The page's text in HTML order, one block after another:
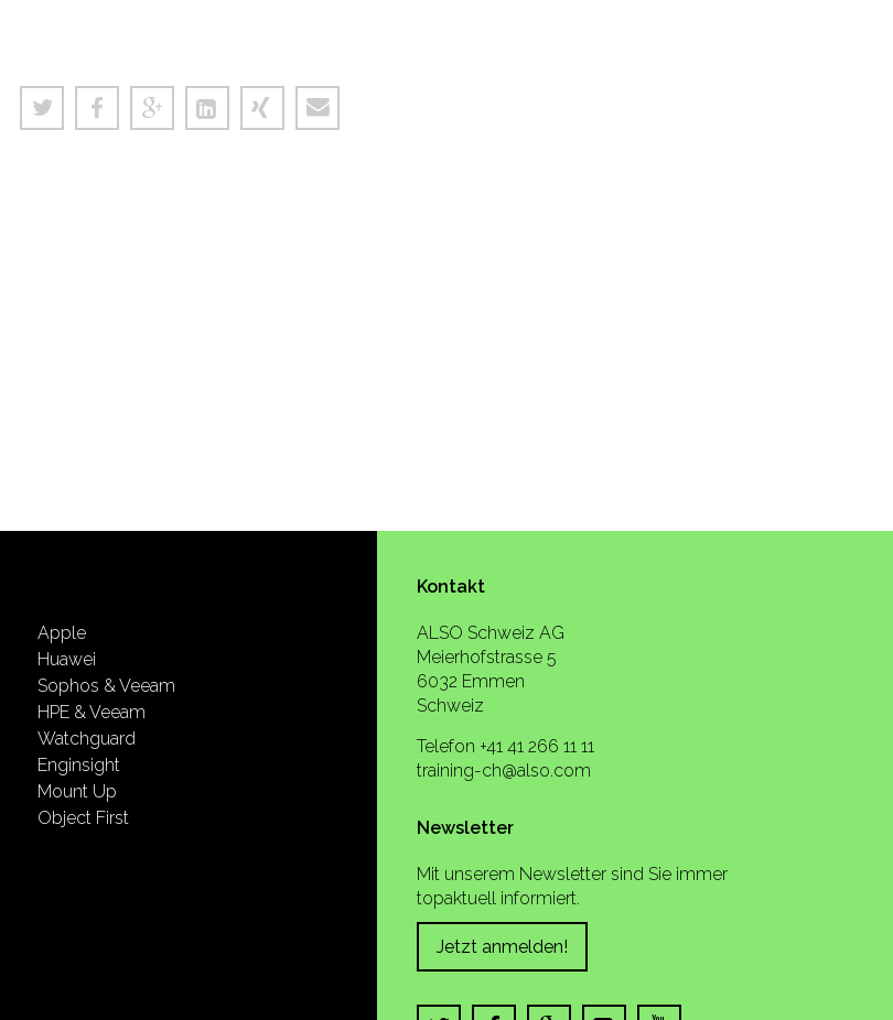
Kontakt
ALSO Schweiz AG
Meierhofstrasse 5
6032 Emmen
Schweiz
Telefon +41 41 266 11 11
training-ch@also.com
Newsletter
Mit unserem Newsletter sind Sie immer
topaktuell informiert.
Jetzt anmelden!
Apple
Huawei
Sophos & Veeam
HPE & Veeam
Watchguard
Enginsight
Mount Up
Object First